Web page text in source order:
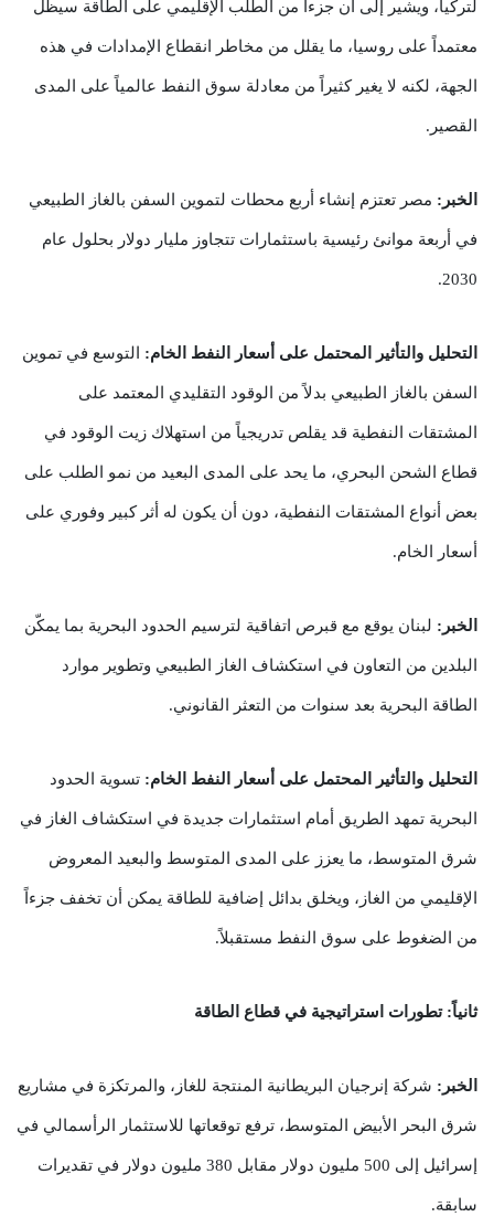
لتركيا، ويشير إلى أن جزءاً من الطلب الإقليمي على الطاقة سيظل
معتمداً على روسيا، ما يقلل من مخاطر انقطاع الإمدادات في هذه
الجهة، لكنه لا يغير كثيراً من معادلة سوق النفط عالمياً على المدى
القصير.
الخبر: مصر تعتزم إنشاء أربع محطات لتموين السفن بالغاز الطبيعي
في أربعة موانئ رئيسية باستثمارات تتجاوز مليار دولار بحلول عام
2030.
التحليل والتأثير المحتمل على أسعار النفط الخام: التوسع في تموين
السفن بالغاز الطبيعي بدلاً من الوقود التقليدي المعتمد على
المشتقات النفطية قد يقلص تدريجياً من استهلاك زيت الوقود في
قطاع الشحن البحري، ما يحد على المدى البعيد من نمو الطلب على
بعض أنواع المشتقات النفطية، دون أن يكون له أثر كبير وفوري على
أسعار الخام.
الخبر: لبنان يوقع مع قبرص اتفاقية لترسيم الحدود البحرية بما يمكّن
البلدين من التعاون في استكشاف الغاز الطبيعي وتطوير موارد
الطاقة البحرية بعد سنوات من التعثر القانوني.
التحليل والتأثير المحتمل على أسعار النفط الخام: تسوية الحدود
البحرية تمهد الطريق أمام استثمارات جديدة في استكشاف الغاز في
شرق المتوسط، ما يعزز على المدى المتوسط والبعيد المعروض
الإقليمي من الغاز، ويخلق بدائل إضافية للطاقة يمكن أن تخفف جزءاً
من الضغوط على سوق النفط مستقبلاً.
ثانياً: تطورات استراتيجية في قطاع الطاقة
الخبر: شركة إنرجيان البريطانية المنتجة للغاز، والمرتكزة في مشاريع
شرق البحر الأبيض المتوسط، ترفع توقعاتها للاستثمار الرأسمالي في
إسرائيل إلى 500 مليون دولار مقابل 380 مليون دولار في تقديرات
سابقة.